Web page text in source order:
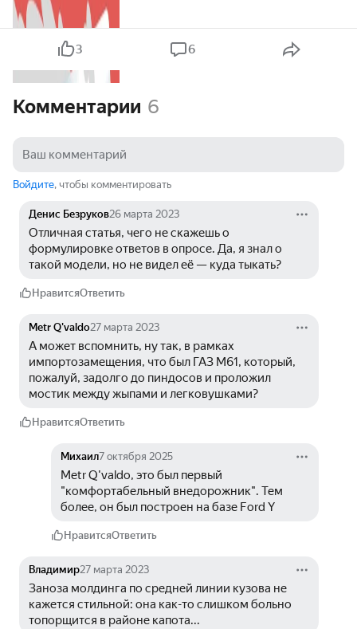
3 6
Комментарии 6
Войдите, чтобы комментировать
Денис Безруков26 марта 2023
Отличная статья, чего не скажешь о
формулировке ответов в опросе. Да, я знал о
такой модели, но не видел её — куда тыкать?
НравитсяОтветить
Metr Q'valdo27 марта 2023
А может вспомнить, ну так, в рамках
импортозамещения, что был ГАЗ М61, который,
пожалуй, задолго до пиндосов и проложил
мостик между жыпами и легковушками?
НравитсяОтветить
Михаил7 октября 2025
Metr Q'valdo, это был первый
"комфортабельный внедорожник". Тем
более, он был построен на базе Ford Y
НравитсяОтветить
Владимир27 марта 2023
Заноза молдинга по средней линии кузова не
кажется стильной: она как-то слишком больно
топорщится в районе капота...